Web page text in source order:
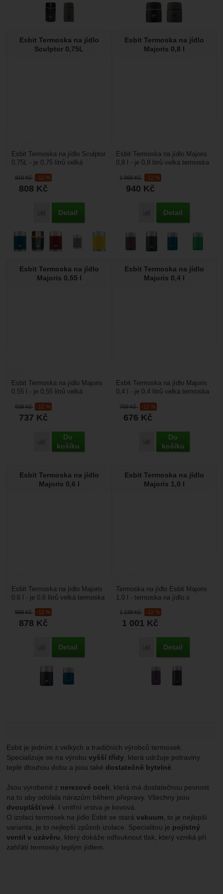
Esbit Termoska na jídlo
Sculptor 0,75L
919Kč -12 %
808 Kč
Přidat 'Esbit Termoska na jídlo Sculptor 0,75L' k porovnání
Detail
Esbit Termoska na jídlo Sculptor
0,75L - je 0,75 litrů velká
termoska na jídlo....
Esbit Termoska na jídlo
Majoris 0,8 l
1 069Kč -12 %
940 Kč
Přidat 'Esbit Termoska
Detail
Esbit Termoska na jídlo Majoris
0,8 l - je 0,8 litrů velká termoska
snadnou...
Esbit Termoska na jídlo
Majoris 0,55 l
839Kč -12 %
737 Kč
Přidat 'Esbit Termoska na jídlo Majoris 0,55 l' k porovnání
Do
košíku
Esbit Termoska na jídlo Majoris
0,55 l - je 0,55 litrů velká
otvorem pro snadnou...
Esbit Termoska na jídlo
Majoris 0,4 l
769Kč -12 %
676 Kč
Přidat 'Esbit Termoska
Do
košíku
Esbit Termoska na jídlo Majoris
0,4 l - je 0,4 litrů velká termoska
snadnou...
Esbit Termoska na jídlo
Majoris 0,6 l
999Kč -12 %
878 Kč
Přidat 'Esbit Termoska na jídlo Majoris 0,6 l' k porovnání
Detail
Esbit Termoska na jídlo Majoris
0,6 l - je 0,6 litrů velká termoska
snadnou...
Esbit Termoska na jídlo
Majoris 1,0 l
1 139Kč -12 %
1 001 Kč
Přidat 'Esbit Termoska
Detail
Termoska na jídlo Esbit Majoris
1,0 l - termoska na jídlo s
konzumaci jídla....
Esbit je jedním z velkých a tradičních výrobců termosek.
Specializuje se na výrobuvyšší třídy, která udržuje potraviny
teplé dlouhou dobu a jsou také dostatečně bytelné.
Jsou vyrobené z nerezové oceli, která má dostatečnou pevnost
na to aby odolala nárazům během přepravy. Všechny jsou
dvouplášťové. I vnitřní vrstva je kovová.
O izolaci termosek na jídlo Esbit se starávakuum, to je nejlepší
varianta, je to nejlepší způsob izolace. Specialitou je pojistný
ventil v uzávěru, který dokáže odfouknout tlak, který vzniká při
zahřátí termosky teplým jídlem.